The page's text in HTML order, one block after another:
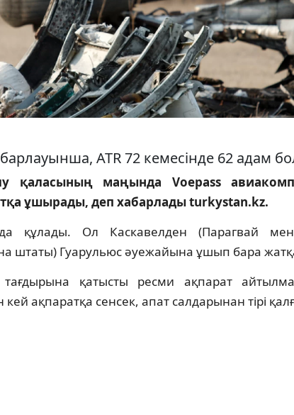
ATR 72 кемесінде 62 адам
қаласының маңында Voepass
ұшырады, деп хабарлады turkystan.kz.
құлады. Ол Каскавелден (Парагвай мен
штаты) Гуарульюс әуежайына ұшып бара
қатысты ресми ақпарат
кей ақпаратқа сенсек, апат салдарынан тірі